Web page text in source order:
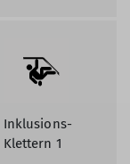
Inklusions-
Klettern 1